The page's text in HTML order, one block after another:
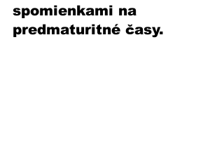
spomienkami na
predmaturitné časy.